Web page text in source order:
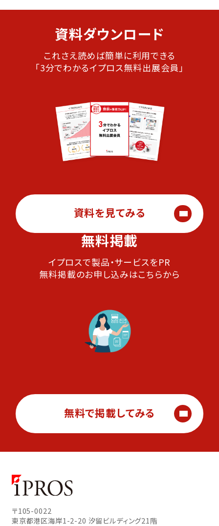
資料ダウンロード
これさえ読めば簡単に利用できる
「3分でわかるイプロス無料出展会員」
資料を見てみる
無料掲載
イプロスで製品・サービスをPR
無料掲載のお申し込みはこちらから
無料で掲載してみる
〒105-0022
東京都港区海岸1-2-20 汐留ビルディング21階